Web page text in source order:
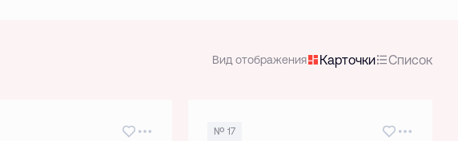
Вид отображения Карточки Список
№ 17